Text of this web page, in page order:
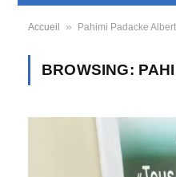
Accueil » Pahimi Padacke Albert
BROWSING: